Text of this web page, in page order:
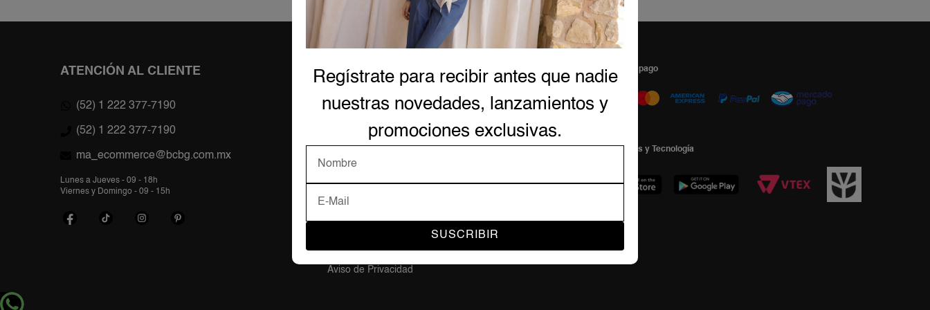
ATENCIÓN AL CLIENTE
(52) 1 222 377-7190
(52) 1 222 377-7190
ma_ecommerce@bcbg.com.mx
Lunes a Jueves - 09 - 18h
Viernes y Domingo - 09 - 15h
AYUDA Y SOPORTE
Contacto
Mi Cuenta
Mis Pedidos
Preguntas Frecuentes
Acerca de Nosotros
Trabaja en BCBG
Términos y Condiciones
Aviso de Privacidad
Formas de pago
Plataformas y Tecnología
Regístrate para recibir antes que nadie
nuestras novedades, lanzamientos y
promociones exclusivas.
SUSCRIBIR